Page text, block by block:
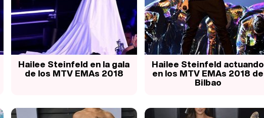
Hailee Steinfeld en la gala
de los MTV EMAs 2018
Hailee Steinfeld actuando
en los MTV EMAs 2018 de
Bilbao